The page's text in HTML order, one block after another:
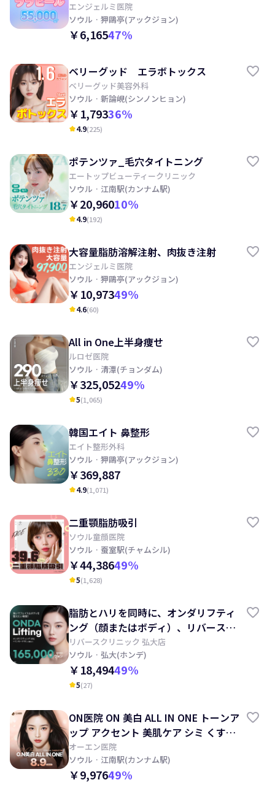
エンジェルミ医院
ソウル · 狎鷗亭(アックジョン)
￥6,16547%
ベリーグッド エラボトックス
ベリーグッド美容外科
ソウル · 新論峴(シンノンヒョン)
￥1,79336%
kid_star4.9(225)
ポテンツァ_毛穴タイトニング
エートップビューティークリニック
ソウル · 江南駅(カンナム駅)
￥20,96010%
kid_star4.9(192)
大容量脂肪溶解注射、肉抜き注射
エンジェルミ医院
ソウル · 狎鷗亭(アックジョン)
￥10,97349%
kid_star4.6(60)
All in One上半身痩せ
ルロゼ医院
ソウル · 清潭(チョンダム)
￥325,05249%
kid_star5(1,065)
韓国エイト 鼻整形
エイト整形外科
ソウル · 狎鷗亭(アックジョン)
￥369,887
kid_star4.9(1,071)
二重顎脂肪吸引
ソウル童顔医院
ソウル · 蚕室駅(チャムシル)
￥44,38649%
kid_star5(1,628)
脂肪とハリを同時に、オンダリフティ
ング（顔またはボディ）、リバースク
リニック
リバースクリニック 弘大店
ソウル · 弘大(ホンデ)
￥18,49449%
kid_star5(27)
ON医院 ON 美白 ALL IN ONE トーンア
ップ アクセント 美肌ケア シミ くすみ
ほくろ
オーエン医院
ソウル · 江南駅(カンナム駅)
￥9,97649%